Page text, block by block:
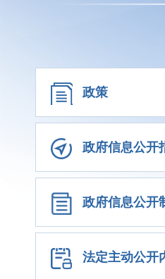
政策
政府信息公开
政府信息公开
法定主动公开